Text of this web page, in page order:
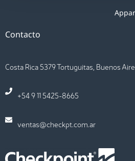
Contacto
Costa Rica 5379 Tortuguitas, Buenos
+54 9 11 5425-8665
ventas@checkpt.com.ar